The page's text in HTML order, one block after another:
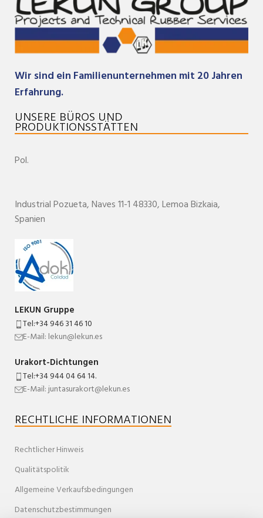
Wir sind ein Familienunternehmen mit 20 Jahren
Erfahrung.
UNSERE BÜROS UND
PRODUKTIONSSTÄTTEN
Pol.
Industrial Pozueta, Naves 11-1 48330,LemoaBizkaia,
Spanien
LEKUN Gruppe
Tel:+34 946 31 46 10
E-Mail: lekun@lekun.es
Urakort-Dichtungen
Tel:+34 944 04 64 14.
E-Mail: juntasurakort@lekun.es
RECHTLICHE INFORMATIONEN
Rechtlicher Hinweis
Qualitätspolitik
Allgemeine Verkaufsbedingungen
Datenschutzbestimmungen